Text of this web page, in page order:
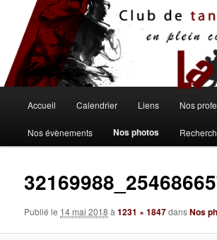
contenu
principal
principal
Accueil Calendrier Liens Nos
Nos évènements Nos photos
Publié le 14 mai 2018 à1231 × 1847dansNos